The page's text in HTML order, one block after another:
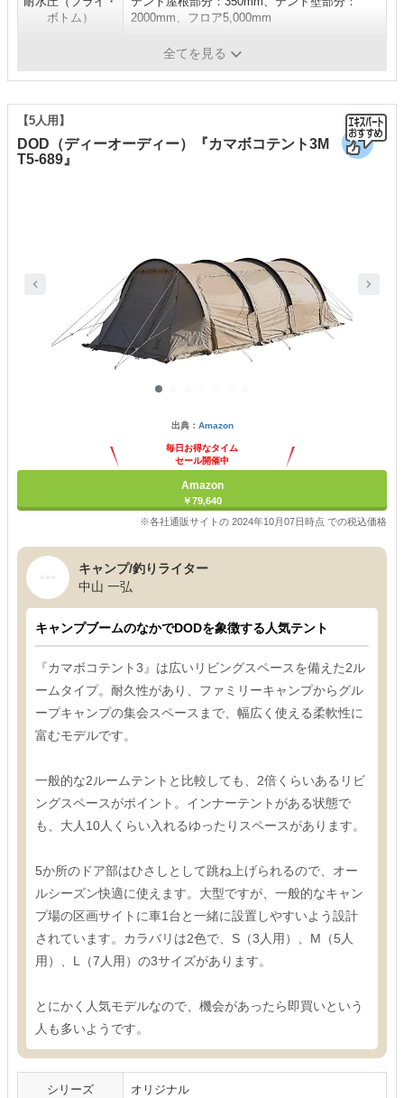
ボトム）
2000mm、フロア5,000mm
大人5名全てを見る
DOD（ディーオーディー）『カマボコテント3M
T5-689』
【5人用】
出典： Amazon
毎日お得なタイム
セール開催中
Amazon
￥79,640
※各社通販サイトの 2024年10月07日時点 での税込価格
キャンプ/釣りライター
中山 一弘
キャンプブームのなかでDODを象徴する人気テント
『カマボコテント3』は広いリビングスペースを備えた2ル
ームタイプ。耐久性があり、ファミリーキャンプからグル
ープキャンプの集会スペースまで、幅広く使える柔軟性に
富むモデルです。
一般的な2ルームテントと比較しても、2倍くらいあるリビ
ングスペースがポイント。インナーテントがある状態で
も、大人10人くらい入れるゆったりスペースがあります。
5か所のドア部はひさしとして跳ね上げられるので、オー
ルシーズン快適に使えます。大型ですが、一般的なキャン
プ場の区画サイトに車1台と一緒に設置しやすいよう設計
されています。カラバリは2色で、S（3人用）、M（5人
用）、L（7人用）の3サイズがあります。
とにかく人気モデルなので、機会があったら即買いという
人も多いようです。
シリーズ オリジナル